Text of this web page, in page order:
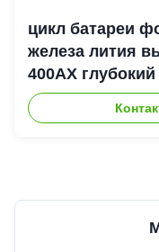
цикл батареи
железа лития
400АХ